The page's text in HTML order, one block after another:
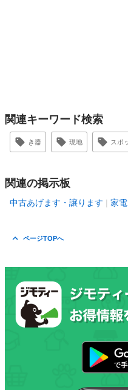
関連キーワード検索
き器 現地 スポ
関連の掲示板
中古あげます・譲ります 家電
ページTOPへ